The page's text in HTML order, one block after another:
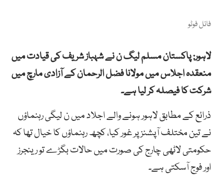
فائل فوٹو
لاہور: پاکستان مسلم لیگ ن نے شہباز شریف کی قیادت میں
منعقدہ اجلاس میں مولانا فضل الرحمان کے آزادی مارچ میں
شرکت کا فیصلہ کر لیا ہے۔
ذرائع کے مطابق لاہور ہونے والے اجلاد میں ن لیگی رہنماؤں
نے تین مختلف آپشنز پر غور کیا، کچھ رہنماؤں کا خیال تھا کہ
حکومتی لاٹھی چارج کی صورت میں حالات بگڑے تو رینجرز
اور فوج آسکتی ہے۔